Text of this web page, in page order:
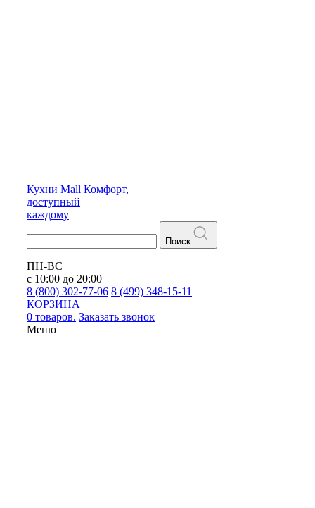
Кухни Mall Комфорт,
доступный
каждому
Поиск
ПН-ВС
с 10:00 до 20:00
8 (800) 302-77-06 8 (499) 348-15-11
КОРЗИНА
0 товаров. Заказать звонок
Меню